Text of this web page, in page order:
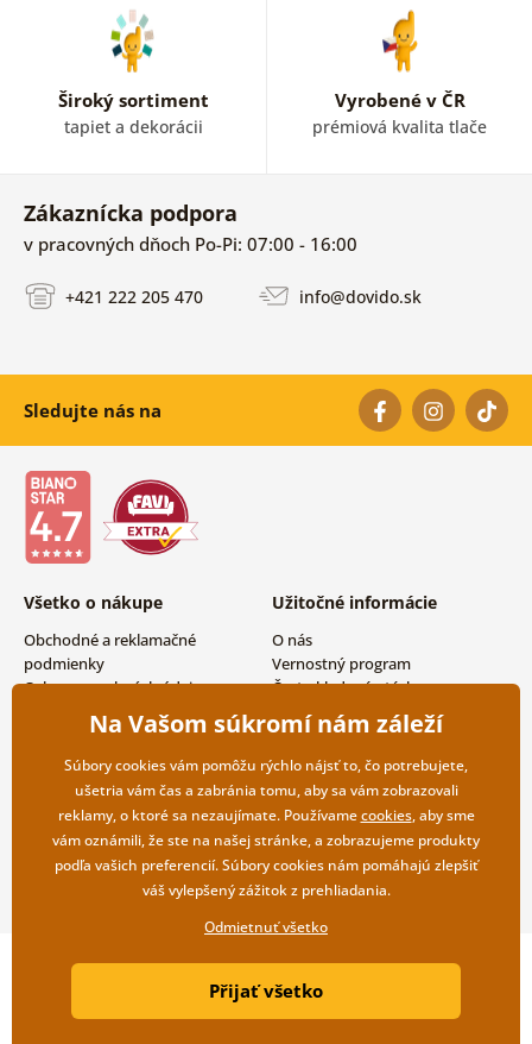
Široký sortiment
tapiet a dekorácii
Vyrobené v ČR
prémiová kvalita tlače
Zákaznícka podpora
v pracovných dňoch Po-Pi: 07:00 - 16:00
+421 222 205 470 info@dovido.sk
Sledujte nás na
Všetko o nákupe
Obchodné a reklamačné
podmienky
Ochrana osobných údajov
Možnosti dopravy a platby
Vrátenie tovaru
Užitočné informácie
O nás
Vernostný program
Často kladené otázky
Magazín
Kontakty
Veľkoobchodná spolupráca
Copyright ©2019 © Dovido.sk.
Litvanyi.sk| E-shop vytvorila
Na Vašom súkromí nám záleží
Súbory cookies vám pomôžu rýchlo nájsť to, čo potrebujete,
ušetria vám čas a zabránia tomu, aby sa vám zobrazovali
reklamy, o ktoré sa nezaujímate. Používamecookies, aby sme
vám oznámili, že ste na našej stránke, a zobrazujeme produkty
podľa vašich preferencií. Súbory cookies nám pomáhajú zlepšiť
váš vylepšený zážitok z prehliadania.
Odmietnuť všetko
Přijať všetko